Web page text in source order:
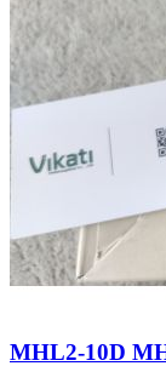
MHL2-10D